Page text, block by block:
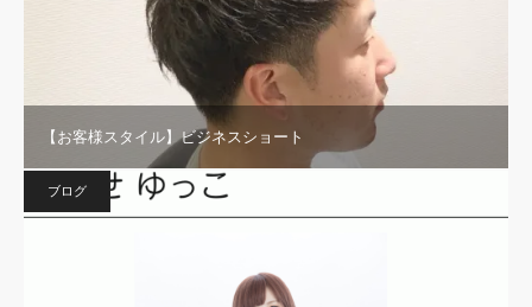
【お客様スタイル】ビジネスショート
ブログ